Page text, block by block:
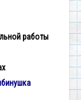
работы